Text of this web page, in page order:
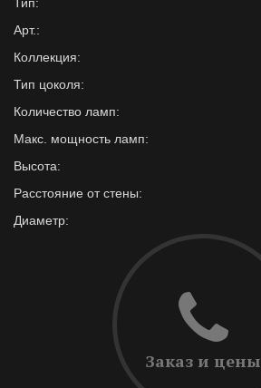
Арт.:
Коллекция:
Тип цоколя:
Количество ламп:
Макс. мощность ламп:
Высота:
Расстояние от стены:
Диаметр:
Заказ и цены